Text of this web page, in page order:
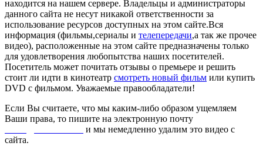
находится на нашем сервере. Владельцы и администраторы
данного сайта не несут никакой ответственности за
использование ресурсов доступных на этом сайте.Вся
информация (фильмы,сериалы и телепередачи,а так же прочее
видео), расположенные на этом сайте предназначены только
для удовлетворения любопытства наших посетителей.
Посетитель может почитать отзывы о премьере и решить
стоит ли идти в кинотеатр смотреть новый фильм или купить
DVD с фильмом. Уважаемые правообладатели!
Если Вы считаете, что мы каким-либо образом ущемляем
Ваши права, то пишите на электронную почту
и мы немедленно удалим это видео с
сайта.